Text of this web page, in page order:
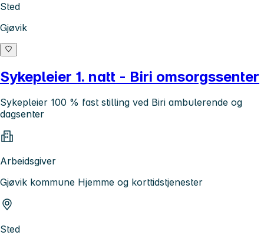
Sted
Gjøvik
Sykepleier 1. natt - Biri omsorgssenter
Sykepleier 100 % fast stilling ved Biri ambulerende og
dagsenter
Arbeidsgiver
Gjøvik kommune Hjemme og korttidstjenester
Sted